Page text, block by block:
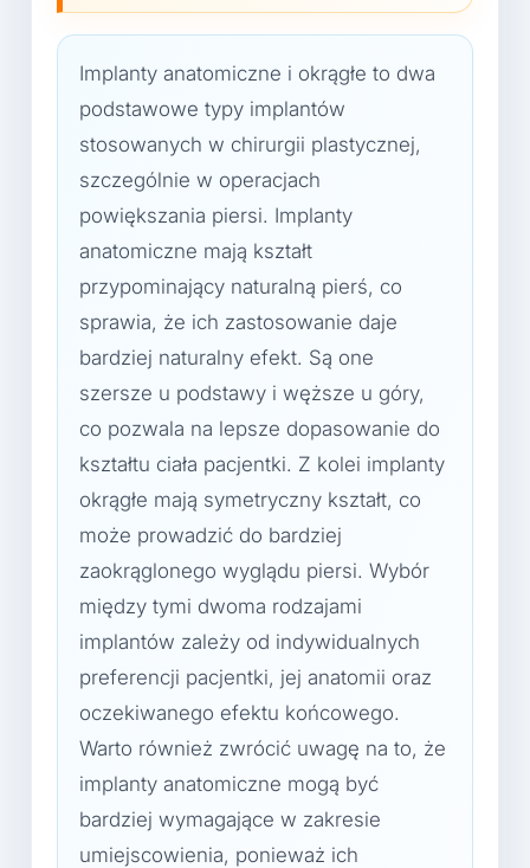
Implanty anatomiczne i okrągłe to dwa
podstawowe typy implantów
stosowanych w chirurgii plastycznej,
szczególnie w operacjach
powiększania piersi. Implanty
anatomiczne mają kształt
przypominający naturalną pierś, co
sprawia, że ich zastosowanie daje
bardziej naturalny efekt. Są one
szersze u podstawy i węższe u góry,
co pozwala na lepsze dopasowanie do
kształtu ciała pacjentki. Z kolei implanty
okrągłe mają symetryczny kształt, co
może prowadzić do bardziej
zaokrąglonego wyglądu piersi. Wybór
między tymi dwoma rodzajami
implantów zależy od indywidualnych
preferencji pacjentki, jej anatomii oraz
oczekiwanego efektu końcowego.
Warto również zwrócić uwagę na to, że
implanty anatomiczne mogą być
bardziej wymagające w zakresie
umiejscowienia, ponieważ ich